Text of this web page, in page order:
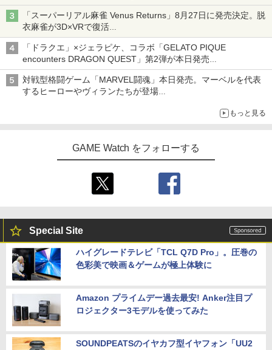
「特製ガーリックマヨソース」を使用した超大型チーズバーガー
「スーパーリアル麻雀 Venus Returns」8月27日に発売決定。脱
衣麻雀が3D×VRで復活
発売から2週間は20%オフになるセールが実施
「ドラクエ」×ジェラピケ、コラボ「GELATO PIQUE
encounters DRAGON QUEST」第2弾が本日発売
アイスカップに入ったスライムやわたぼう、ベビーサタンなどが
オリジナルアートで登場
対戦型格闘ゲーム「MARVEL闘魂」本日発売。マーベルを代表
するヒーローやヴィランたちが登場
もっと見る
GAME Watch をフォローする
Special Site
ハイグレードテレビ「TCL Q7D Pro」。圧巻の
色彩美で映画＆ゲームが極上体験に
Amazon プライムデー過去最安! Anker注目プ
ロジェクター3モデルを使ってみた
SOUNDPEATSのイヤカフ型イヤフォン「UU2